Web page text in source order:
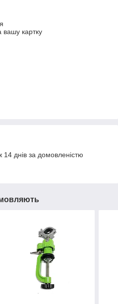
вашу картку
днів за домовленістю